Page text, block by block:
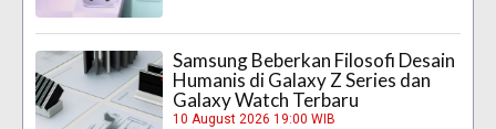
Samsung Beberkan Filosofi Desain
Humanis di Galaxy Z Series dan
Galaxy Watch Terbaru
10 August 2026 19:00 WIB